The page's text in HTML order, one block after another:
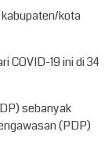
kota
COVID-19 ini di 34
sebanyak
(PDP)